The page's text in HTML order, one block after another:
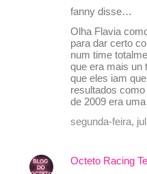
fanny disse…
Olha Flavia
para dar certo
num time
que era mais un
que eles iam
resultados
de 2009 era
segunda-feira,
Octeto Racing